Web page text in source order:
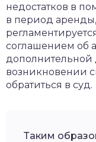
недостатков в
в период
соглашением об
дополнительной
возникновении
обратиться в суд.
Таким